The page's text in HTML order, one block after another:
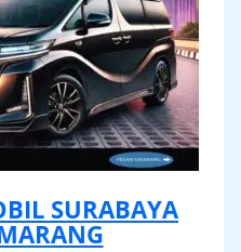
SURABAYA